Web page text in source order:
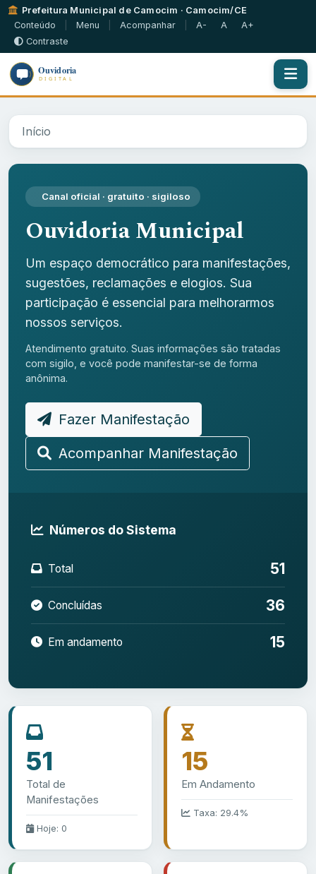
Prefeitura Municipal de Camocim · Camocim/CE
Conteúdo
Menu Acompanhar A- A
A+
Contraste
Início
Canal oficial · gratuito · sigiloso
Ouvidoria Municipal
Um espaço democrático para manifestações,
sugestões, reclamações e elogios. Sua
participação é essencial para melhorarmos
nossos serviços.
Atendimento gratuito. Suas informações são tratadas
com sigilo, e você pode manifestar-se de forma
anônima.
Fazer Manifestação
Acompanhar Manifestação
Números do Sistema
Total 51
Concluídas 36
Em andamento 15
51
Total de
Manifestações
Hoje: 0
15
Em Andamento
Taxa: 29.4%